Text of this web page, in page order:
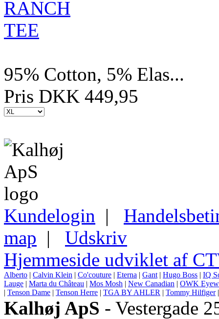
95% Cotton, 5% Elas...
Pris DKK 449,95
Kundelogin |
map | Udskriv
Hjemmeside udviklet af
Alberto | Calvin Klein | Co'couture | Eterna | Gant | Hugo Boss | IQ
Lauge | Marta du Château | Mos Mosh | New Canadian | OWK
| Tenson Dame | Tenson Herre | TGA BY AHLER | Tommy Hilfiger
Kalhøj ApS - Vestergade